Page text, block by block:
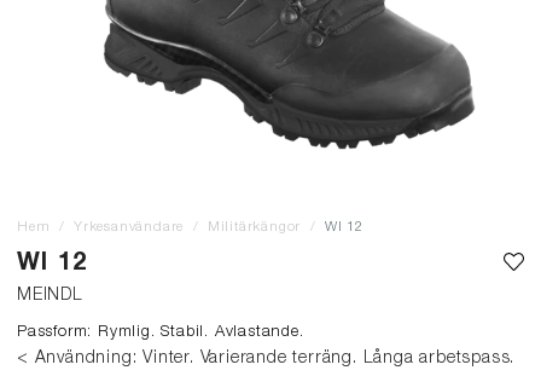
Hem Yrkesanvändare Militärkängor WI 12
WI 12
MEINDL
Passform: Rymlig. Stabil. Avlastande.
< Användning: Vinter. Varierande terräng. Långa arbetspass.